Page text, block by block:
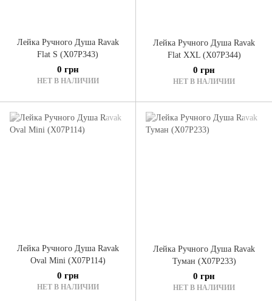
Лейка Ручного Душа Ravak
Flat S (X07P343)
0 грн
НЕТ В НАЛИЧИИ
Лейка Ручного Душа Ravak
Flat XXL (X07P344)
0 грн
НЕТ В НАЛИЧИИ
Лейка Ручного Душа Ravak
Oval Mini (X07P114)
0 грн
НЕТ В НАЛИЧИИ
Лейка Ручного Душа Ravak
Туман (X07P233)
0 грн
НЕТ В НАЛИЧИИ